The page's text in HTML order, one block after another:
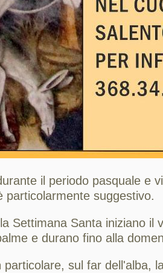
il periodo pasquale e
particolarmente suggestivo.
Settimana Santa iniziano il
e durano fino alla
particolare, sul far dell'alba,